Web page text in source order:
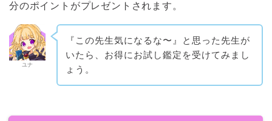
分のポイントがプレゼントされます。
ユナ
『この先生気になるな〜』と思った先生が
いたら、お得にお試し鑑定を受けてみまし
ょう。